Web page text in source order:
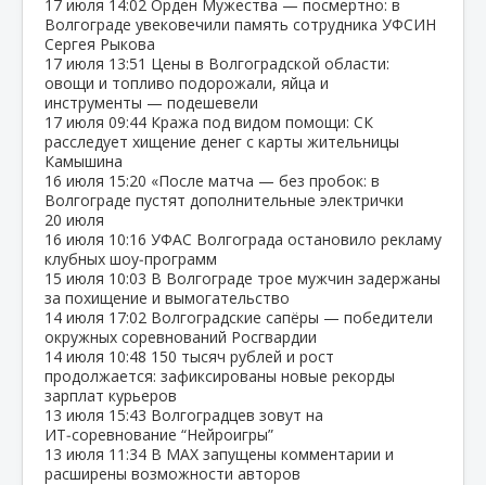
17 июля 14:02 Орден Мужества — посмертно: в
Волгограде увековечили память сотрудника УФСИН
Сергея Рыкова
17 июля 13:51 Цены в Волгоградской области:
овощи и топливо подорожали, яйца и
инструменты — подешевели
17 июля 09:44 Кража под видом помощи: СК
расследует хищение денег с карты жительницы
Камышина
16 июля 15:20 «После матча — без пробок: в
Волгограде пустят дополнительные электрички
20 июля
16 июля 10:16 УФАС Волгограда остановило рекламу
клубных шоу‑программ
15 июля 10:03 В Волгограде трое мужчин задержаны
за похищение и вымогательство
14 июля 17:02 Волгоградские сапёры — победители
окружных соревнований Росгвардии
14 июля 10:48 150 тысяч рублей и рост
продолжается: зафиксированы новые рекорды
зарплат курьеров
13 июля 15:43 Волгоградцев зовут на
ИТ‑соревнование “Нейроигры”
13 июля 11:34 В МАХ запущены комментарии и
расширены возможности авторов